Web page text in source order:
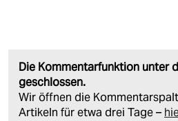
Die Kommentarfunktion unter
geschlossen.
Wir öffnen die
Artikeln für etwa drei Tage –